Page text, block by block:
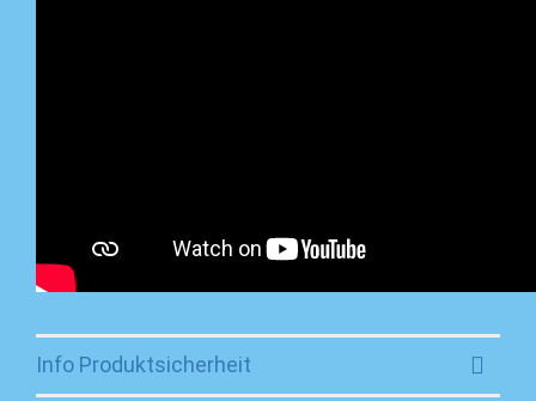
Info Produktsicherheit